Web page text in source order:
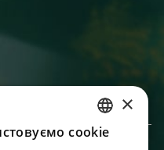
RUSSIAN
×
cookie